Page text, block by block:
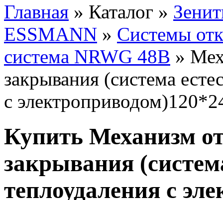
Главная » Каталог »
ESSMANN » Системы
система NRWG 48В »
закрывания (система
с
Купить Механизм
закрывания
теплоудаления с